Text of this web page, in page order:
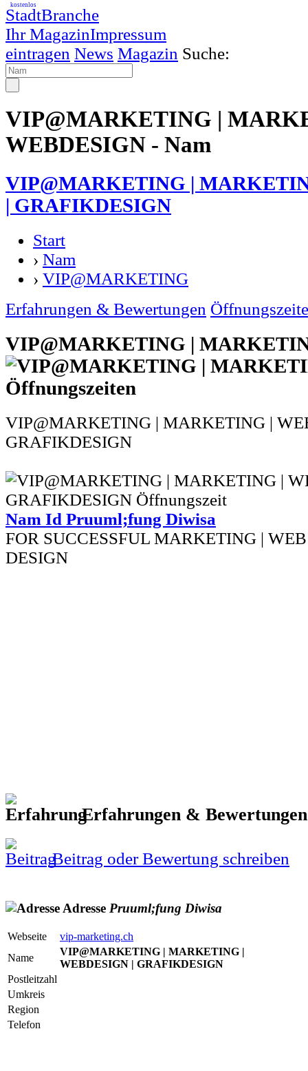
StadtBranche
Ihr MagazinImpressum
kostenlos
eintragen News Magazin Suche:
VIP@MARKETING |
WEBDESIGN - Nam
VIP@MARKETING |
| GRAFIKDESIGN
Start
› Nam
› VIP@MARKETING
Erfahrungen & Bewertungen
VIP@MARKETING |
VIP@MARKETING | MARKETING |
GRAFIKDESIGN
Nam Id Pruuml;fung Diwisa
FOR SUCCESSFUL MARKETING |
DESIGN
Erfahrungen &
Beitrag oder Bewertung schreiben
Adresse Pruuml;fung Diwisa
Webseite
vip-marketing.ch
Name
VIP@MARKETING | MARKETING |
WEBDESIGN | GRAFIKDESIGN
Postleitzahl
Umkreis
Region
Telefon